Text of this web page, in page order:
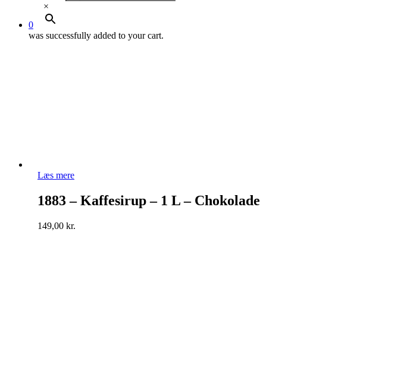
×
0
was successfully added to your cart.
Læs mere
1883 – Kaffesirup – 1 L – Chokolade
149,00 kr.